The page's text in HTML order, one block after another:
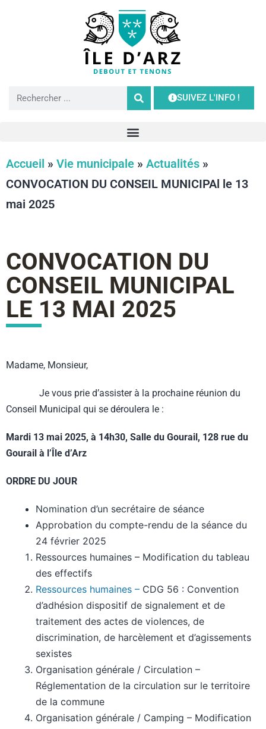
SUIVEZ L'INFO !
Accueil » Vie municipale » Actualités »
CONVOCATION DU CONSEIL MUNICIPAl le 13
mai 2025
CONVOCATION DU
CONSEIL MUNICIPAL
LE 13 MAI 2025
Madame, Monsieur,
Je vous prie d’assister à la prochaine réunion du
Conseil Municipal qui se déroulera le :
Mardi 13 mai 2025, à 14h30, Salle du Gourail, 128 rue du
Gourail à l’Île d’Arz
ORDRE DU JOUR
Nomination d’un secrétaire de séance
Approbation du compte-rendu de la séance du
24 février 2025
Ressources humaines – Modification du tableau
des effectifs
Ressources humaines – CDG 56 : Convention
d’adhésion dispositif de signalement et de
traitement des actes de violences, de
discrimination, de harcèlement et d’agissements
sexistes
Organisation générale / Circulation –
Réglementation de la circulation sur le territoire
de la commune
Organisation générale / Camping – Modification